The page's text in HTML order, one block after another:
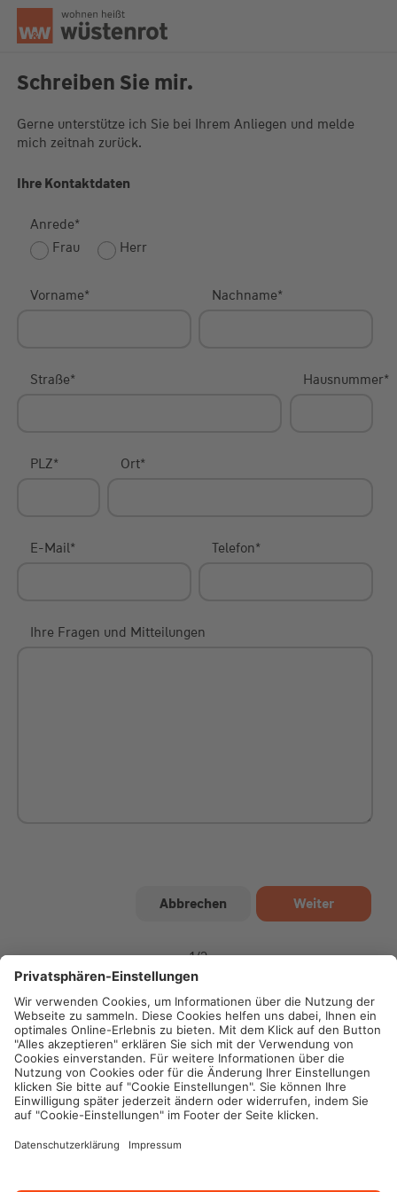
Seitenanfang
Schreiben Sie mir.
Gerne unterstütze ich Sie bei Ihrem Anliegen und melde
mich zeitnah zurück.
Ihre Kontaktdaten
Anrede*
Frau
Herr
Vorname* Nachname*
Straße* Hausnummer*
PLZ* Ort*
E-Mail* Telefon*
Ihre Fragen und Mitteilungen
1/2
Impressum
Datenschutz
Cookie-Einstellungen
Unsere Chatzeiten:
Fr: 9:00 Uhr - 18:00 Uhr